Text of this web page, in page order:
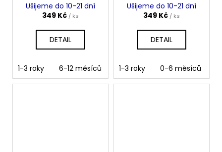
Ušijeme do 10-21 dní
349 Kč / ks
DETAIL
1-3 roky 6-12 měsíců 4-10 let 10 let až dospělá
Ušijeme do 10-21 dní
349 Kč / ks
DETAIL
1-3 roky 0-6 měsíců